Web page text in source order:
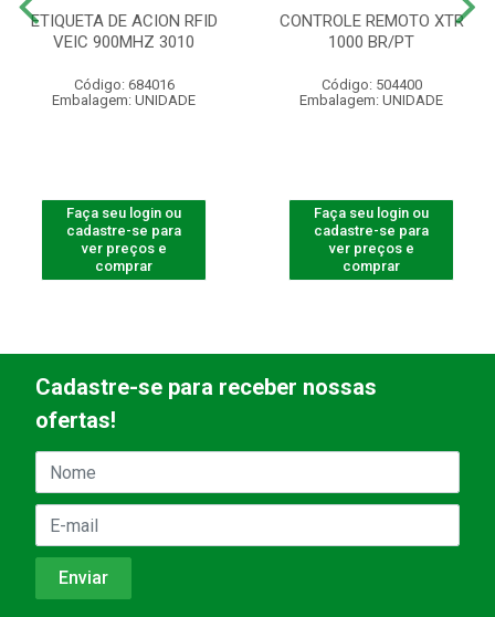
ETIQUETA DE ACION RFID
VEIC 900MHZ 3010
Código: 684016
Embalagem: UNIDADE
Faça seu login ou
cadastre-se para
ver preços e
comprar
CONTROLE REMOTO XTR
1000 BR/PT
Código: 504400
Embalagem: UNIDADE
Faça seu login ou
cadastre-se para
ver preços e
comprar
Cadastre-se para receber nossas
ofertas!